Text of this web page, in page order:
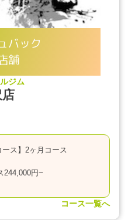
バック
舗
ジム
ース】2ヶ月コース
244,000円~
コース一覧へ